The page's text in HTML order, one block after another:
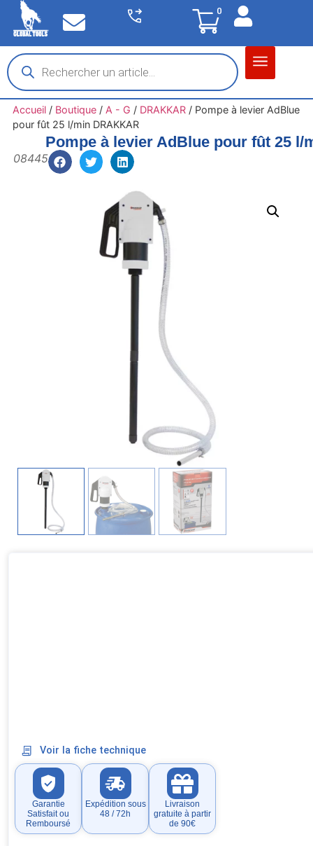
0
Accueil/ Boutique/ A - G / DRAKKAR/ Pompe à levier AdBlue
pour fût 25 l/min DRAKKAR
Pompe à levier AdBlue pour fût 25 l/
08445
Voir la fiche technique
Garantie
Satisfait ou
Remboursé
Expédition sous
48 / 72h
Livraison
gratuite à partir
de 90€